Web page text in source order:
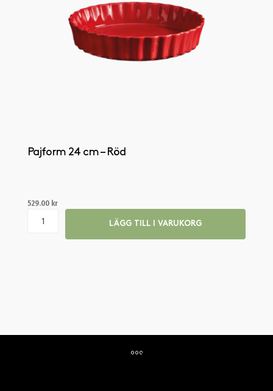
Pajform 24 cm – Röd
529.00 kr
LÄGG TILL I VARUKORG